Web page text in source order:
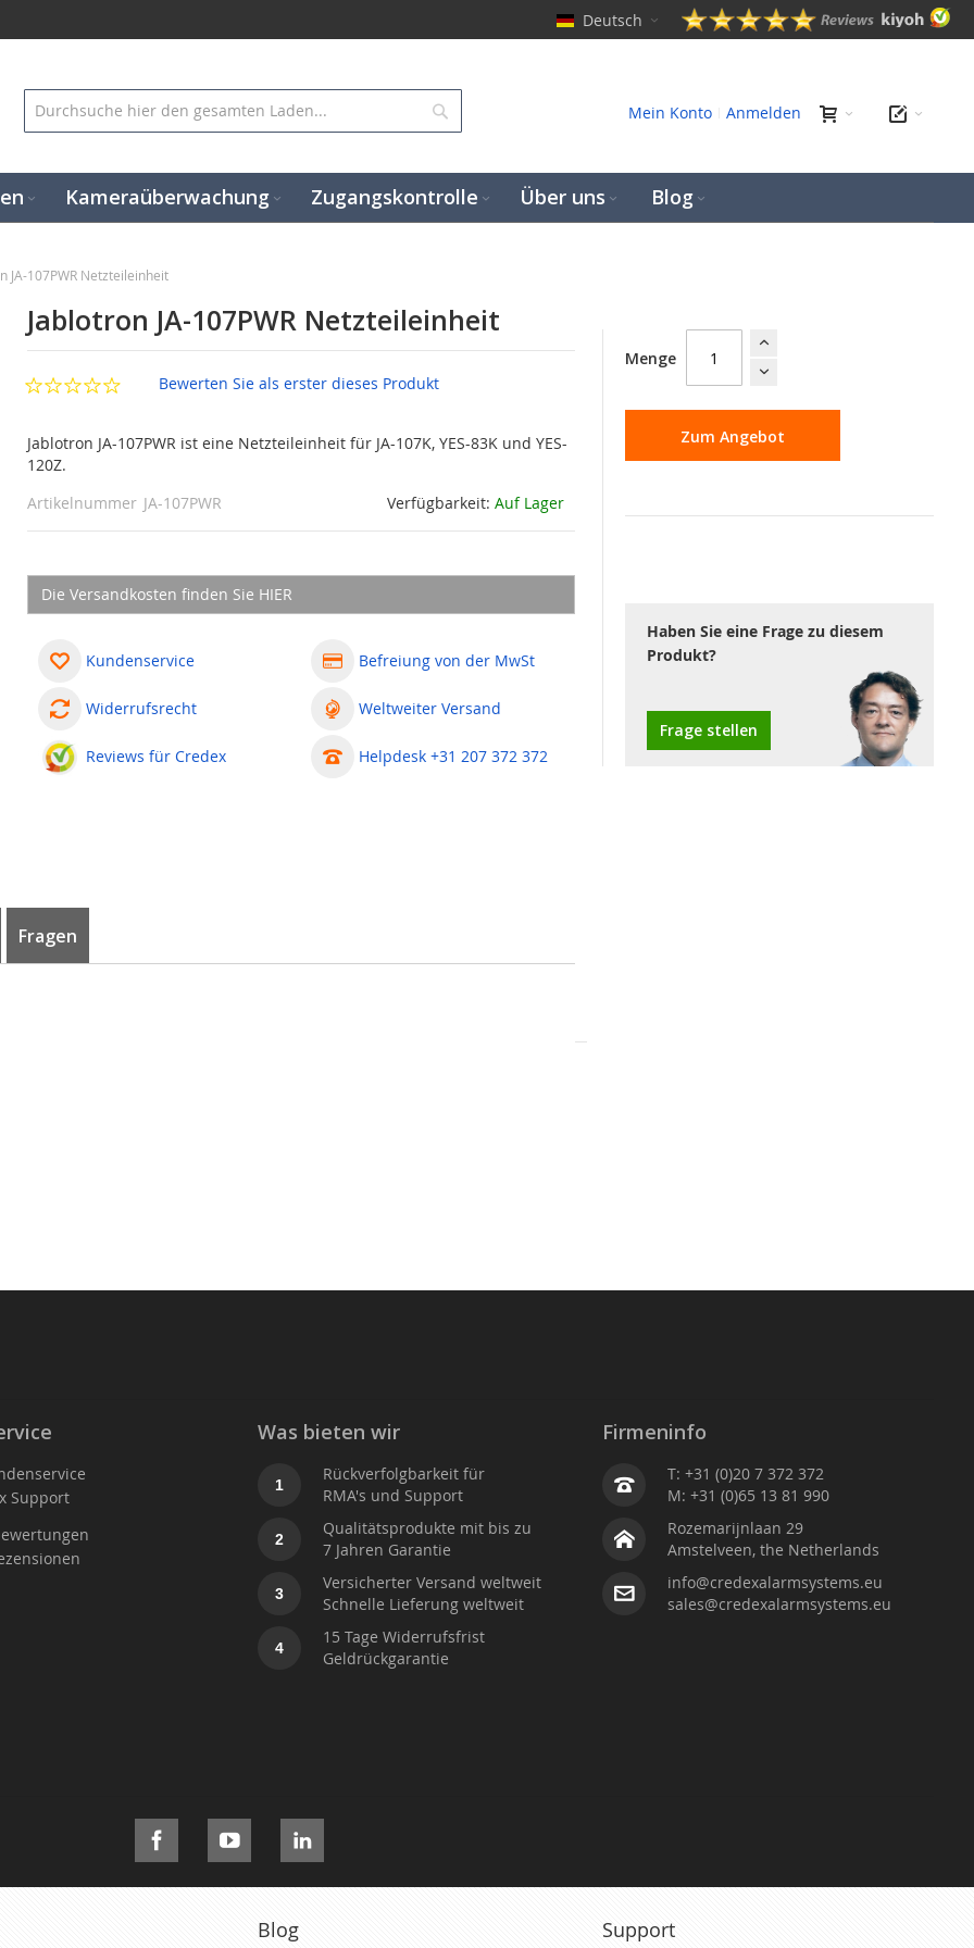
Deutsch
Mein Konto Anmelden
Kameraüberwachung Zugangskontrolle Über uns Blog
JA-107PWR Netzteileinheit
Jablotron JA-107PWR Netzteileinheit
Bewerten Sie als erster dieses Produkt
Jablotron JA-107PWR ist eine Netzteileinheit für JA-107K, YES-83K und YES-
120Z.
Verfügbarkeit: Auf Lager
Artikelnummer JA-107PWR
Die Versandkosten finden Sie HIER
Kundenservice
Widerrufsrecht
Reviews für Credex
Befreiung von der MwSt
Weltweiter Versand
Helpdesk +31 207 372 372
Menge
Zum Angebot
Haben Sie eine Frage zu diesem
Produkt?
Frage stellen
Fragen
Support
Was bieten wir
1
Rückverfolgbarkeit für
RMA's und Support
2
Qualitätsprodukte mit bis zu
7 Jahren Garantie
3
Versicherter Versand weltweit
Schnelle Lieferung weltweit
4
15 Tage Widerrufsfrist
Geldrückgarantie
Firmeninfo
T: +31 (0)20 7 372 372
M: +31 (0)65 13 81 990
Rozemarijnlaan 29
Amstelveen, the Netherlands
info@credexalarmsystems.eu
sales@credexalarmsystems.eu
Blog Support